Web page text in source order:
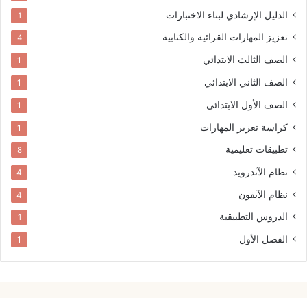
الدليل الإرشادي لبناء الاختبارات 1
تعزيز المهارات القرائية والكتابية 4
الصف الثالث الابتدائي 1
الصف الثاني الابتدائي 1
الصف الأول الابتدائي 1
كراسة تعزيز المهارات 1
تطبيقات تعليمية 8
نظام الآندرويد 4
نظام الآيفون 4
الدروس التطبيقية 1
الفصل الأول 1